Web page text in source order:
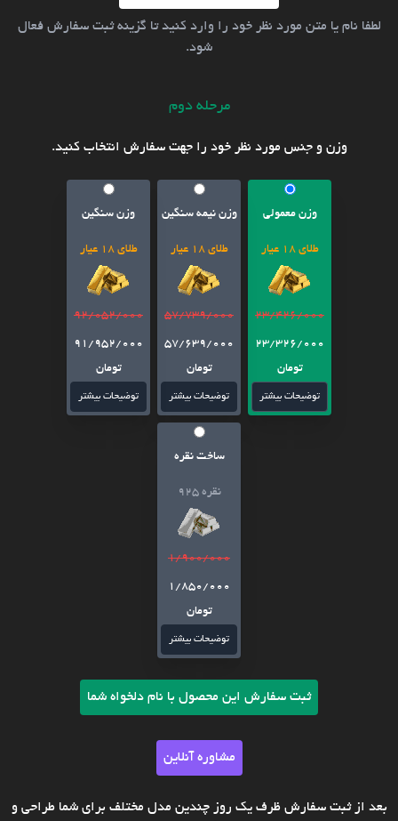
لطفا نام یا متن مورد نظر خود را وارد کنید تا گزینه ثبت سفارش فعال
شود.
مرحله دوم
وزن و جنس مورد نظر خود را جهت سفارش انتخاب کنید.
وزن معمولی
طلای 18 عیار
23/426/000
23/326/000
تومان
توضیحات بیشتر
وزن نیمه سنگین
طلای 18 عیار
57/739/000
57/639/000
تومان
توضیحات بیشتر
وزن سنگین
طلای 18 عیار
92/052/000
91/952/000
تومان
توضیحات بیشتر
ساخت نقره
نقره 925
1/900/000
1/850/000
تومان
توضیحات بیشتر
ثبت سفارش این محصول با نام دلخواه شما
مشاوره آنلاین
بعد از ثبت سفارش ظرف یک روز چندین مدل مختلف برای شما طراحی و